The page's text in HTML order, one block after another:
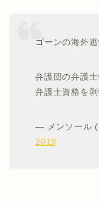
ゴーンの海外逃
弁護団の弁護
弁護士資格を
— メンソール
2019